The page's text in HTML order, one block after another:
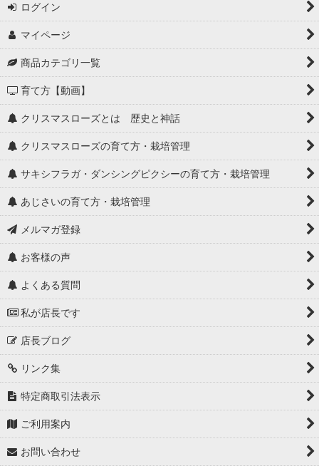
ログイン
マイページ
商品カテゴリ一覧
育て方【動画】
クリスマスローズとは 歴史と神話
クリスマスローズの育て方・栽培管理
サキシフラガ・ダンシングピクシーの育て方・栽培管理
あじさいの育て方・栽培管理
メルマガ登録
お客様の声
よくある質問
私が店長です
店長ブログ
リンク集
特定商取引法表示
ご利用案内
お問い合わせ